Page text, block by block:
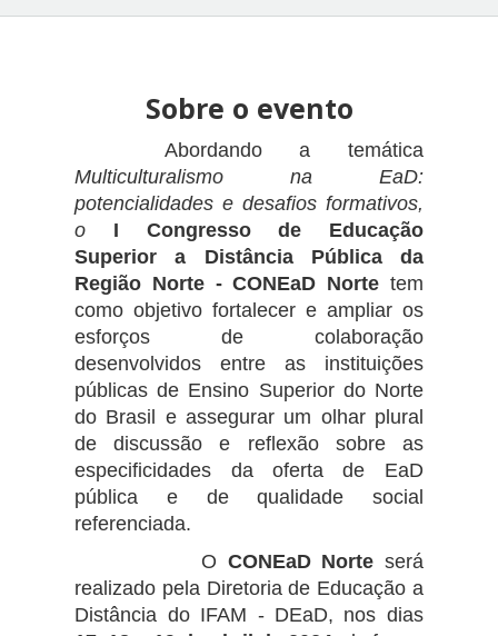
Sobre o evento
Abordando a temática
Multiculturalismo na EaD:
potencialidades e desafios formativos,
o I Congresso de Educação
Superior a Distância Pública da
Região Norte - CONEaD Norte tem
como objetivo fortalecer e ampliar os
esforços de colaboração
desenvolvidos entre as instituições
públicas de Ensino Superior do Norte
do Brasil e assegurar um olhar plural
de discussão e reflexão sobre as
especificidades da oferta de EaD
pública e de qualidade social
referenciada.
O CONEaD Norte será
realizado pela Diretoria de Educação a
Distância do IFAM - DEaD, nos dias